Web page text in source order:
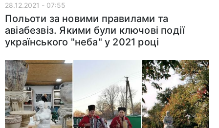
28.12.2021 - 07:55
Польоти за новими правилами та
авіабезвіз. Якими були ключові події
українського "неба" у 2021 році